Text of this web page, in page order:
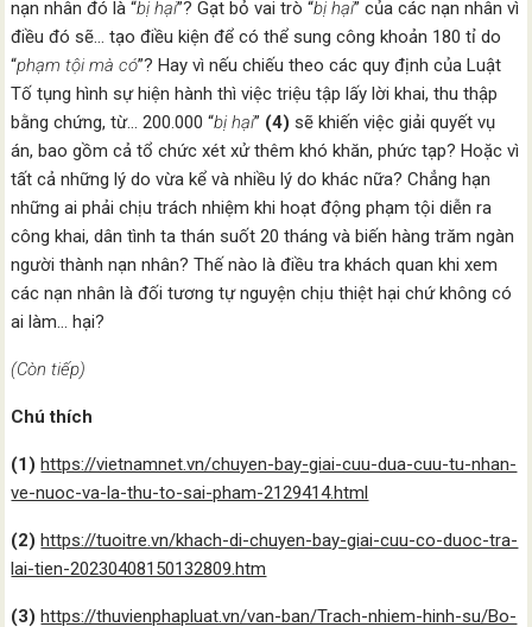
nạn nhân đó là “bị hại”? Gạt bỏ vai trò “bị hại” của các nạn nhân vì
điều đó sẽ… tạo điều kiện để có thể sung công khoản 180 tỉ do
“phạm tội mà có”? Hay vì nếu chiếu theo các quy định của Luật
Tố tụng hình sự hiện hành thì việc triệu tập lấy lời khai, thu thập
bằng chứng, từ… 200.000 “bị hại” (4) sẽ khiến việc giải quyết vụ
án, bao gồm cả tổ chức xét xử thêm khó khăn, phức tạp? Hoặc vì
tất cả những lý do vừa kể và nhiều lý do khác nữa? Chẳng hạn
những ai phải chịu trách nhiệm khi hoạt động phạm tội diễn ra
công khai, dân tình ta thán suốt 20 tháng và biến hàng trăm ngàn
người thành nạn nhân? Thế nào là điều tra khách quan khi xem
các nạn nhân là đối tương tự nguyện chịu thiệt hại chứ không có
ai làm… hại?
(Còn tiếp)
Chú thích
(1) https://vietnamnet.vn/chuyen-bay-giai-cuu-dua-cuu-tu-nhan-
ve-nuoc-va-la-thu-to-sai-pham-2129414.html
(2) https://tuoitre.vn/khach-di-chuyen-bay-giai-cuu-co-duoc-tra-
lai-tien-20230408150132809.htm
(3) https://thuvienphapluat.vn/van-ban/Trach-nhiem-hinh-su/Bo-